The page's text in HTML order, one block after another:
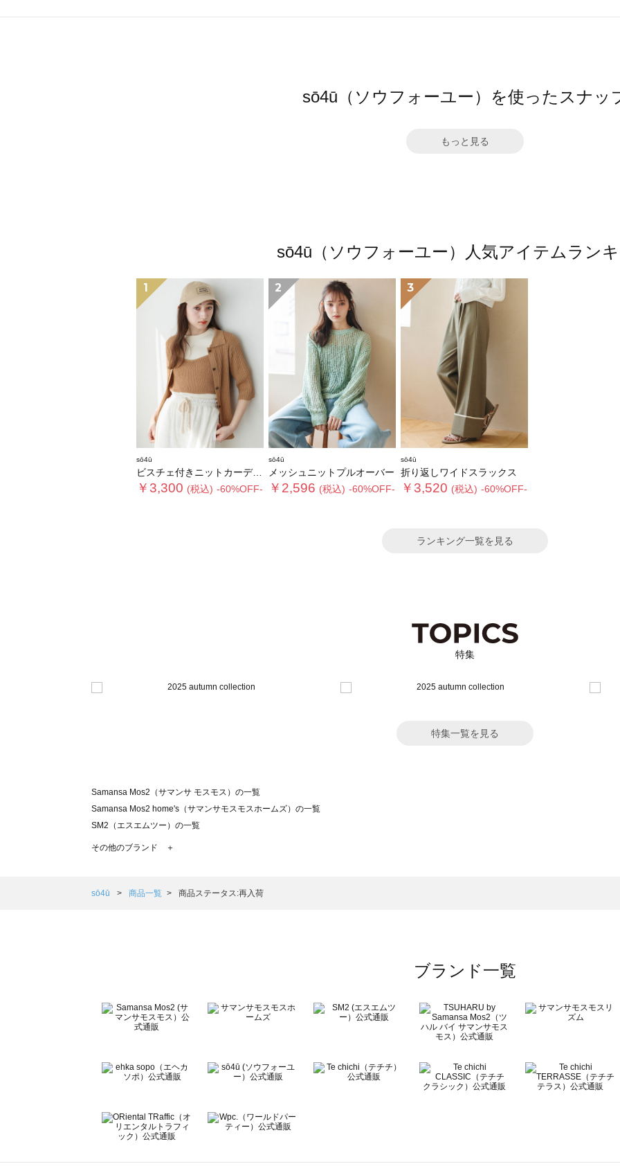
sō4ū（ソウフォーユー）を使ったスナッ
もっと見る
sō4ū（ソウフォーユー）人気アイテムラン
1
sō4ū
ビスチェ付きニットカーディガン
￥3,300 (税込) -60%OFF-
2
sō4ū
メッシュニットプルオーバー
￥2,596 (税込) -60%OFF-
3
sō4ū
折り返しワイドスラックス
￥3,520 (税込) -60%OFF-
ランキング一覧を見る
特集
特集一覧を見る
Samansa Mos2（サマンサ モスモス）の一覧
Samansa Mos2 home's（サマンサモスモスホームズ）の一覧
SM2（エスエムツー）の一覧
TSUHARU by Samansa Mos2（ツハルバイサマンサモスモス）の一覧
Samansa Mos2 Lagom（サマンサモスモス ラーゴム）の一覧
BETTY'S BLUE（べティーズブルー）の一覧
Wpc.（ワールドパーティー）の一覧
その他のブランド ＋
sō4ū 商品一覧 商品ステータス:再入荷
ブランド一覧